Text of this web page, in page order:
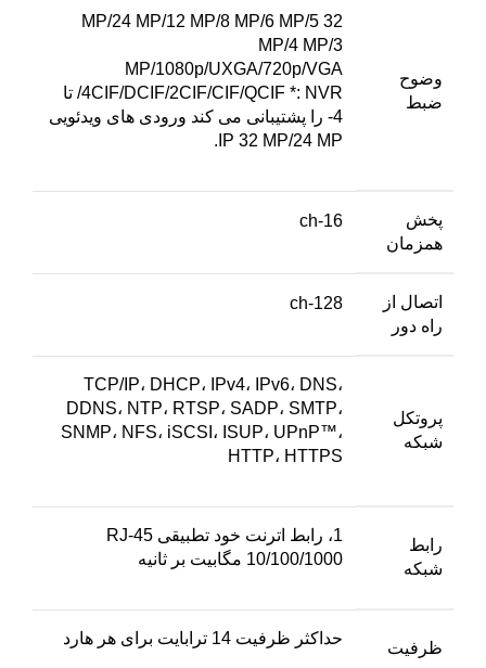
وضوح
ضبط
32 MP/24 MP/12 MP/8 MP/6 MP/5
MP/4 MP/3
MP/1080p/UXGA/720p/VGA
/4CIF/DCIF/2CIF/CIF/QCIF *: NVR تا
4- را پشتیبانی می کند ورودی های ویدئویی
IP 32 MP/24 MP.
پخش
همزمان
16-ch
اتصال از
راه دور
128-ch
پروتکل
شبکه
TCP/IP، DHCP، IPv4، IPv6، DNS،
DDNS، NTP، RTSP، SADP، SMTP،
SNMP، NFS، iSCSI، ISUP، UPnP™،
HTTP، HTTPS
رابط
شبکه
1، رابط اترنت خود تطبیقی ​​RJ-45
10/100/1000 مگابیت بر ثانیه
ظرفیت
حداکثر ظرفیت 14 ترابایت برای هر هارد